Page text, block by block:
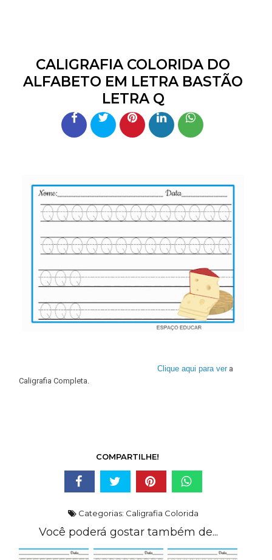
CALIGRAFIA COLORIDA DO
ALFABETO EM LETRA BASTÃO
LETRA Q
Clique aqui para ver a
Caligrafia Completa.
COMPARTILHE!
Categorias: Caligrafia Colorida
Você poderá gostar também de...